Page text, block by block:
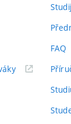
(externí
FAQ